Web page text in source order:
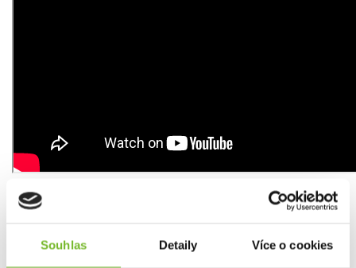
Souhlas Detaily Více o cookies
TECHNOLOGIE
Advanced Focus System